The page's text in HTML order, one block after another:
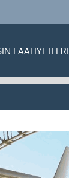
FAALİYETLERİ